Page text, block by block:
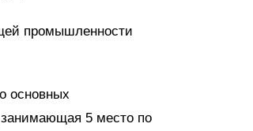
промышленности
основных
занимающая 5 место по